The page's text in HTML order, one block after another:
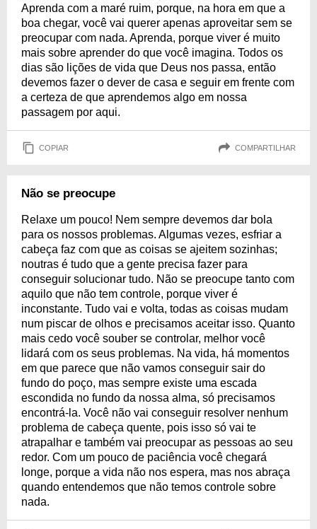
Aprenda com a maré ruim, porque, na hora em que a
boa chegar, você vai querer apenas aproveitar sem se
preocupar com nada. Aprenda, porque viver é muito
mais sobre aprender do que você imagina. Todos os
dias são lições de vida que Deus nos passa, então
devemos fazer o dever de casa e seguir em frente com
a certeza de que aprendemos algo em nossa
passagem por aqui.
COPIAR COMPARTILHAR
Não se preocupe
Relaxe um pouco! Nem sempre devemos dar bola
para os nossos problemas. Algumas vezes, esfriar a
cabeça faz com que as coisas se ajeitem sozinhas;
noutras é tudo que a gente precisa fazer para
conseguir solucionar tudo. Não se preocupe tanto com
aquilo que não tem controle, porque viver é
inconstante. Tudo vai e volta, todas as coisas mudam
num piscar de olhos e precisamos aceitar isso. Quanto
mais cedo você souber se controlar, melhor você
lidará com os seus problemas. Na vida, há momentos
em que parece que não vamos conseguir sair do
fundo do poço, mas sempre existe uma escada
escondida no fundo da nossa alma, só precisamos
encontrá-la. Você não vai conseguir resolver nenhum
problema de cabeça quente, pois isso só vai te
atrapalhar e também vai preocupar as pessoas ao seu
redor. Com um pouco de paciência você chegará
longe, porque a vida não nos espera, mas nos abraça
quando entendemos que não temos controle sobre
nada.